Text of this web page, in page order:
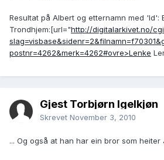
Resultat på Albert og etternamn med 'ld':
Trondhjem:[url="http://digitalarkivet.no/
postnr=4262&merk=4262#ovre>Lenke
Gjest Torbjørn Igelkjøn
Skrevet November 3, 2010
... Og også at han har ein bror som heiter